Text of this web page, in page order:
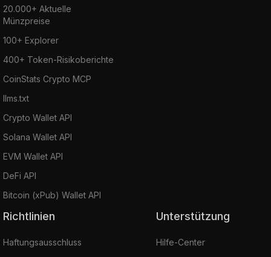
20.000+ Aktuelle
Münzpreise
100+ Explorer
400+ Token-Risikoberichte
CoinStats Crypto MCP
llms.txt
Crypto Wallet API
Solana Wallet API
EVM Wallet API
DeFi API
Bitcoin (xPub) Wallet API
Richtlinien
Haftungsausschluss
Unterstützung
Hilfe-Center